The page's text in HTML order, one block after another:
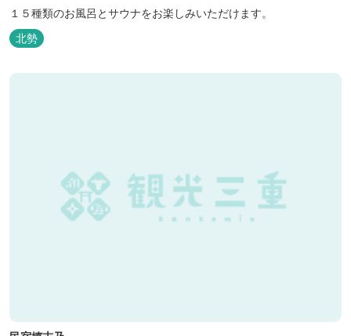
１５種類のお風呂とサウナをお楽しみいただけます。
北勢